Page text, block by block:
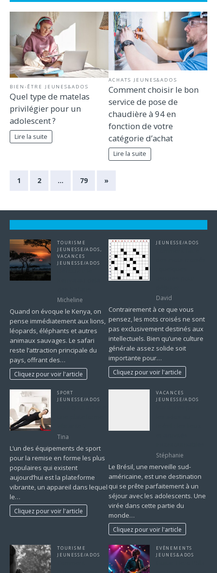
BIEN-ÊTRE JEUNES&ADOS
Quel type de matelas
privilégier pour un
adolescent ?
Lire la suite
ACHATS JEUNES&ADOS
Comment choisir le bon
service de pose de
chaudière à 94 en
fonction de votre
catégorie d’achat
Lire la suite
1 2 … 79 »
TOURISME
JEUNESSE/ADOS
VACANCES
JEUNESSE/ADOS
Micheline
Quand on évoque le Kenya, on
pense immédiatement aux lions,
léopards, éléphants et autres
animaux sauvages. Le safari
reste l’attraction principale du
pays, offrant des…
Cliquez pour voir l'article
JEUNESSE/ADOS
David
Contrairement à ce que vous
pensez, les mots croisés ne sont
pas exclusivement destinés aux
intellectuels. Bien qu’une culture
générale assez solide soit
importante pour…
Cliquez pour voir l'article
SPORT
JEUNESSE/ADOS
Tina
L’un des équipements de sport
pour la remise en forme les plus
populaires qui existent
aujourd’hui est la plateforme
vibrante, un appareil dans lequel
le…
Cliquez pour voir l'article
VACANCES
JEUNESSE/ADOS
Stéphanie
Le Brésil, une merveille sud-
américaine, est une destination
qui se prête parfaitement à un
séjour avec les adolescents. Une
virée dans cette partie du
monde…
Cliquez pour voir l'article
TOURISME
JEUNESSE/ADOS
EVÈNEMENTS
JEUNES&ADOS